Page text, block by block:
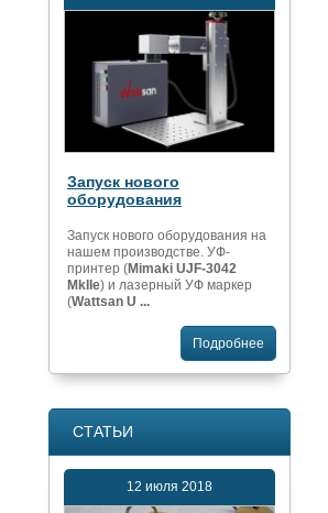
Запуск нового
оборудования
Запуск нового оборудования на
нашем производстве. УФ-
принтер (Mimaki UJF-3042
MkIIe) и лазерный УФ маркер
(Wattsan U ...
Подробнее
СТАТЬИ
12 июля 2018